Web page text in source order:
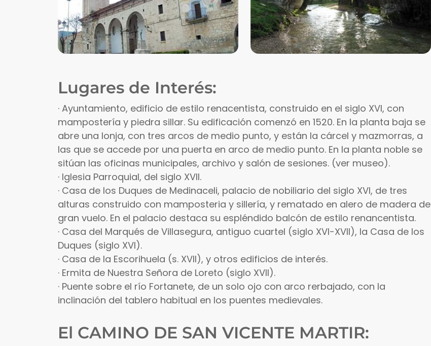
Lugares de Interés:
· Ayuntamiento, edificio de estilo renacentista, construido en el siglo XVI, con
mampostería y piedra sillar. Su edificación comenzó en 1520. En la planta baja se
abre una lonja, con tres arcos de medio punto, y están la cárcel y mazmorras, a
las que se accede por una puerta en arco de medio punto. En la planta noble se
sitúan las oficinas municipales, archivo y salón de sesiones. (ver museo).
· Iglesia Parroquial, del siglo XVII.
· Casa de los Duques de Medinaceli, palacio de nobiliario del siglo XVI, de tres
alturas construido con mamposteria y sillería, y rematado en alero de madera de
gran vuelo. En el palacio destaca su espléndido balcón de estilo renancentista.
· Casa del Marqués de Villasegura, antiguo cuartel (siglo XVI-XVII), la Casa de los
Duques (siglo XVI).
· Casa de la Escorihuela (s. XVII), y otros edificios de interés.
· Ermita de Nuestra Señora de Loreto (siglo XVII).
· Puente sobre el río Fortanete, de un solo ojo con arco rerbajado, con la
inclinación del tablero habitual en los puentes medievales.
El CAMINO DE SAN VICENTE MARTIR: